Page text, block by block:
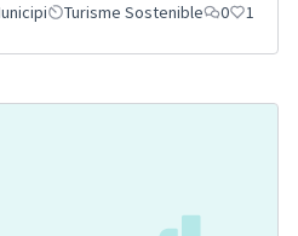
Turisme Sostenible 0 1